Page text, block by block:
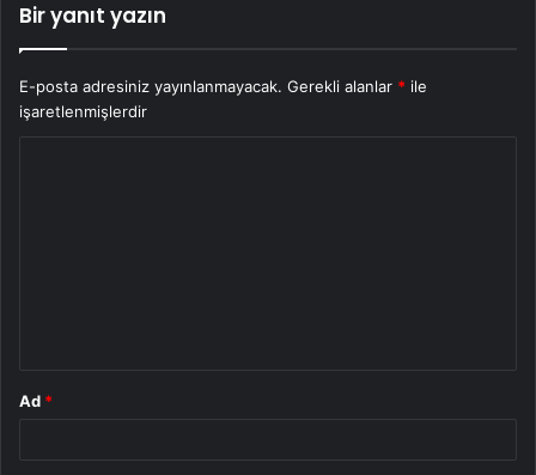
Bir yanıt yazın
E-posta adresiniz yayınlanmayacak. Gerekli alanlar * ile
işaretlenmişlerdir
Ad *